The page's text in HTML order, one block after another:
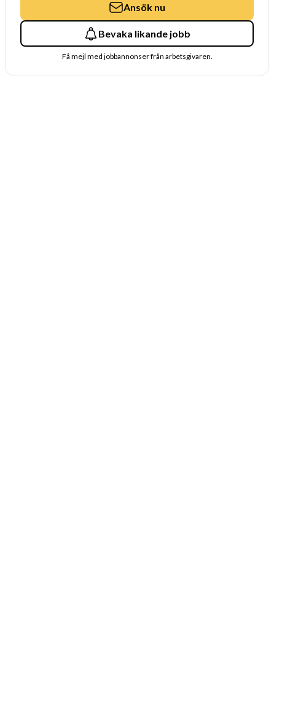
Ansök nu
Bevaka likande jobb
Få mejl med jobbannonser från arbetsgivaren.